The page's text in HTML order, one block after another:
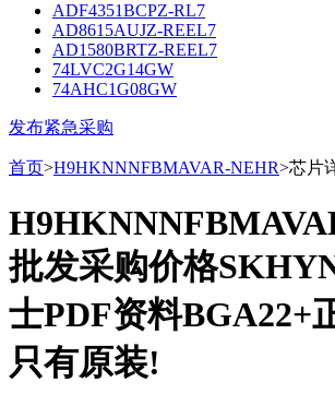
ADF4351BCPZ-RL7
AD8615AUJZ-REEL7
AD1580BRTZ-REEL7
74LVC2G14GW
74AHC1G08GW
发布紧急采购
首页>H9HKNNNFBMAVAR-NEHR>芯片
批发采购价格
士PDF资料BGA22+
只有原装!